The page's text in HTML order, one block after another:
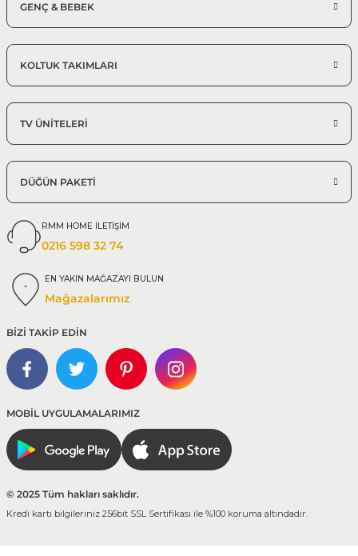
GENÇ & BEBEK
KOLTUK TAKIMLARI
TV ÜNİTELERİ
DÜĞÜN PAKETİ
RMM HOME İLETİŞİM
0216 598 32 74
EN YAKIN MAĞAZAYI BULUN
Mağazalarımız
BİZİ TAKİP EDİN
MOBİL UYGULAMALARIMIZ
© 2025 Tüm hakları saklıdır.
Kredi kartı bilgileriniz 256bit SSL Sertifikası ile %100 koruma altındadır.